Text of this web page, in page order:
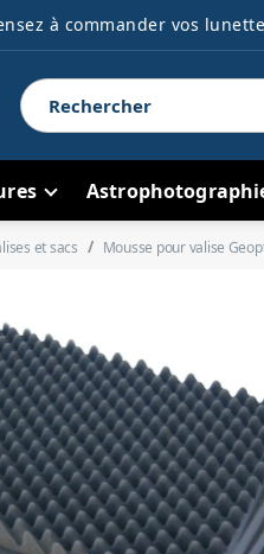
à commander vos
et sacs Mousse pour valise